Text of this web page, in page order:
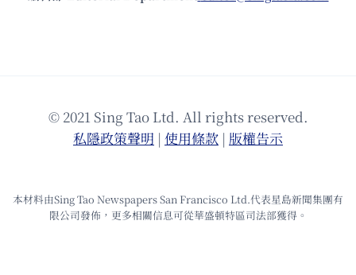
© 2021 Sing Tao Ltd. All rights reserved.
私隱政策聲明 | 使⽤條款 | 版權告⽰
本材料由Sing Tao Newspapers San Francisco Ltd.代表星島新聞集團有
限公司發佈，更多相關信息可從華盛頓特區司法部獲得。